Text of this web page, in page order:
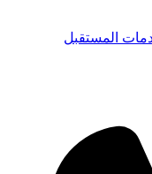
المستقبل